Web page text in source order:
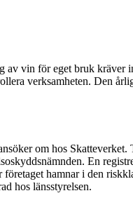
av vin för eget bruk kräver
verksamheten. Den
om hos
En
hamnar i den
hos länsstyrelsen.